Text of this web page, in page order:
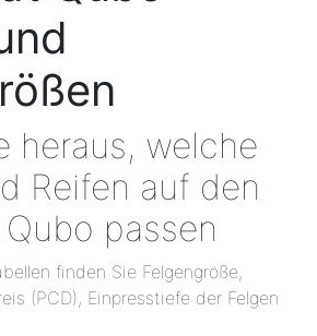
heraus, welche
Reifen auf den
passen
finden Sie Felgengröße,
(PCD), Einpresstiefe der Felgen